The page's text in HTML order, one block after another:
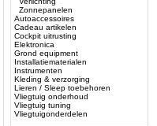
Zonnepanelen
Autoaccessoires
Cadeau artikelen
Cockpit uitrusting
Elektronica
Grond equipment
Installatiematerialen
Instrumenten
Kleding & verzorging
Lieren / Sleep toebehoren
Vliegtuig onderhoud
Vliegtuig tuning
Vliegtuigonderdelen